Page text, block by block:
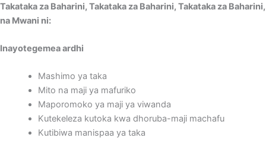
Takataka za Baharini, Takataka za Baharini, Takataka za Baharini,
na Mwani ni:
Inayotegemea ardhi
Mashimo ya taka
Mito na maji ya mafuriko
Maporomoko ya maji ya viwanda
Kutekeleza kutoka kwa dhoruba-maji machafu
Kutibiwa manispaa ya taka